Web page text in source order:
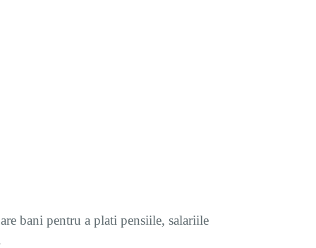
bani pentru a plati pensiile, salariile